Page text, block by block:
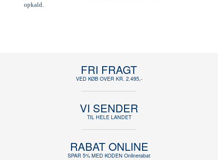
opkald.
FRI FRAGT
VED KØB OVER KR. 2.495,-
VI SENDER
TIL HELE LANDET
RABAT ONLINE
SPAR 5% MED KODEN Onlinerabat